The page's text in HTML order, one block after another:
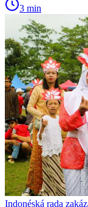
3 min
Indonéská rada